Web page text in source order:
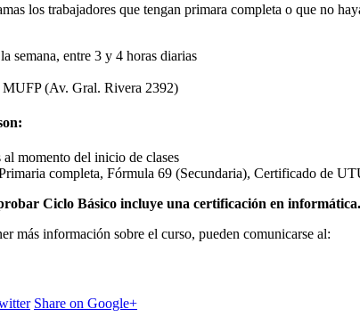
los trabajadores que tengan primara completa o que no
semana, entre 3 y 4 horas diarias
MUFP (Av. Gral. Rivera 2392)
momento del inicio de clases
completa, Fórmula 69 (Secundaria), Certificado de
Ciclo Básico incluye una certificación en informática.
más información sobre el curso, pueden comunicarse al:
Share on Google+